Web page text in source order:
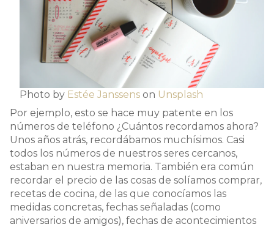
Photo by Estée Janssens on Unsplash
Por ejemplo, esto se hace muy patente en los
números de teléfono ¿Cuántos recordamos ahora?
Unos años atrás, recordábamos muchísimos. Casi
todos los números de nuestros seres cercanos,
estaban en nuestra memoria. También era común
recordar el precio de las cosas de solíamos comprar,
recetas de cocina, de las que conocíamos las
medidas concretas, fechas señaladas (como
aniversarios de amigos), fechas de acontecimientos